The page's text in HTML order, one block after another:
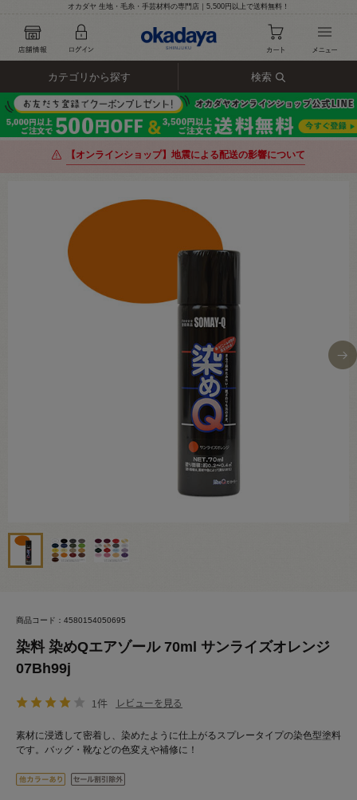
オカダヤ 生地・毛糸・手芸材料の専門店｜5,500円以上で送料無料！
カテゴリから探す 検索
【オンラインショップ】地震による配送の影響について
商品コード：4580154050695
染料 染めQエアゾール 70ml サンライズオレンジ
07Bh99j
1件 レビューを見る
素材に浸透して密着し、染めたように仕上がるスプレータイプの染色型塗料
です。バッグ・靴などの色変えや補修に！